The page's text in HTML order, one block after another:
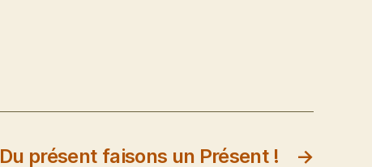
→
Du présent faisons un Présent !